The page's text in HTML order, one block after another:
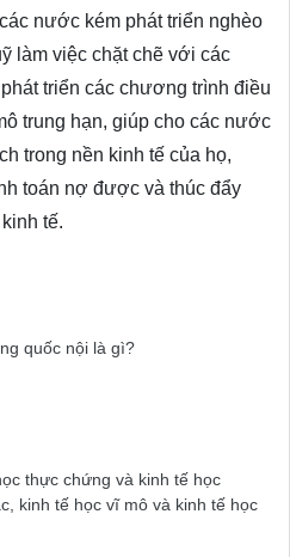
nước kém phát triển nghèo
làm việc chặt chẽ với các
triển các chương trình điều
trung hạn, giúp cho các nước
trong nền kinh tế của họ,
toán nợ được và thúc đẩy
tế.
quốc nội là gì?
thực chứng và kinh tế học
kinh tế học vĩ mô và kinh tế học